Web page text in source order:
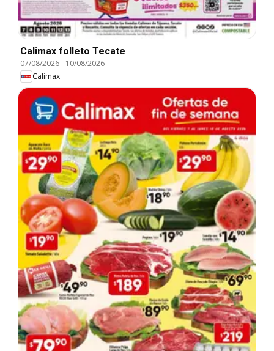
Calimax folleto Tecate
07/08/2026- 10/08/2026
Calimax